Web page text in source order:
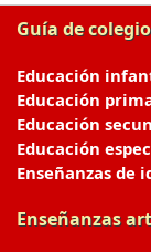
Guía de
Educación
Educación
Educación
Educación
Enseñanzas de
Enseñanzas